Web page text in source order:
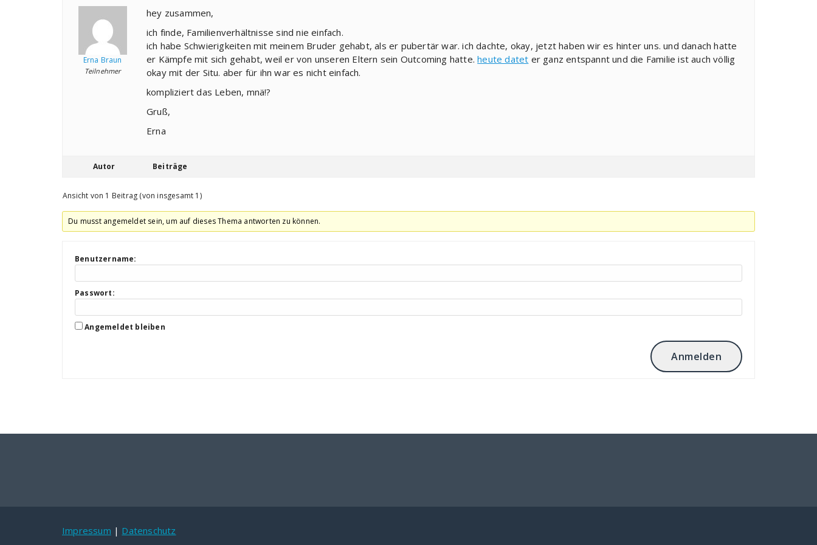
Erna Braun
Teilnehmer
hey zusammen,
ich finde, Familienverhältnisse sind nie einfach.
ich habe Schwierigkeiten mit meinem Bruder gehabt, als er pubertär war. ich dachte, okay, jetzt haben wir es hinter uns. und danach hatte
er Kämpfe mit sich gehabt, weil er von unseren Eltern sein Outcoming hatte.heute datet er ganz entspannt und die Familie ist auch völlig
okay mit der Situ. aber für ihn war es nicht einfach.
kompliziert das Leben, mnä!?
Gruß,
Erna
Autor Beiträge
Ansicht von 1 Beitrag (von insgesamt 1)
Du musst angemeldet sein, um auf dieses Thema antworten zu können.
Benutzername:
Passwort:
Angemeldet bleiben
Anmelden
Impressum | Datenschutz